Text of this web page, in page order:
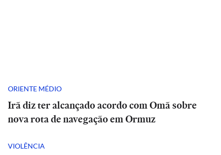
ORIENTE MÉDIO
Irã diz ter alcançado acordo com Omã sobre
nova rota de navegação em Ormuz
VIOLÊNCIA